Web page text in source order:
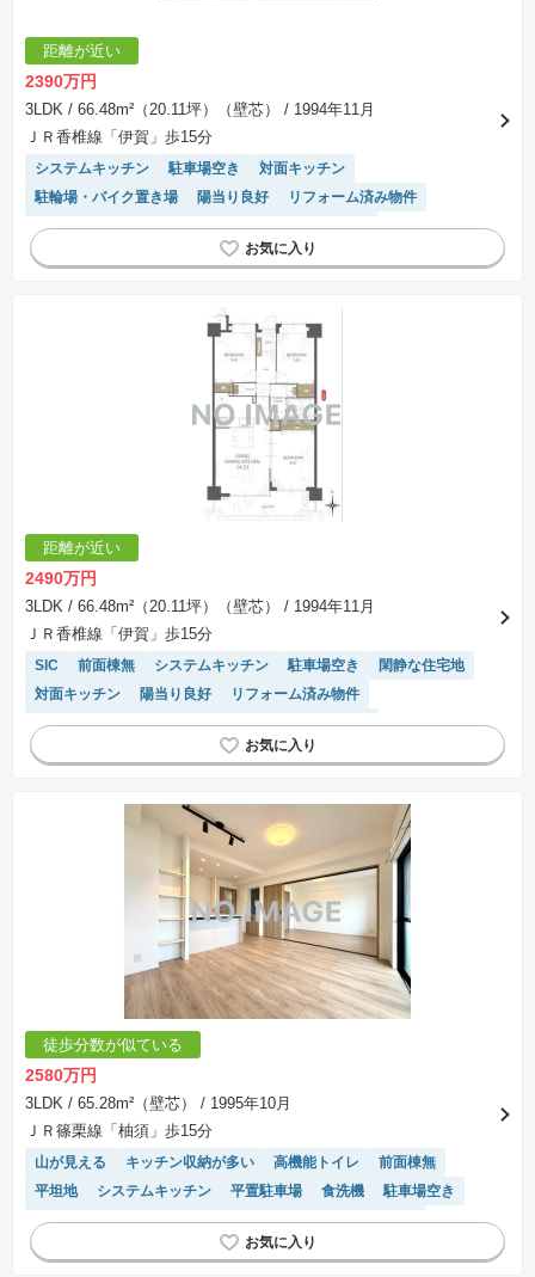
手付金など）は名目のいかんに関わらず、全て返却されます。
※「本体価格」とは、課税対象物件においては「消費税を除いた建物価格」と「土地価格」の
合計額を指します。
表示されておりません。
※取引にかかる費用：物件の契約手続き、決済、引き渡し時にかかる費用を表示しています。
不動産会社によって表記有無が異なるため、ご自身で十分な確認をしていただくようにお願い
いたします。
場合があります。
距離が近い
2390万円
3LDK / 66.48m²（20.11坪）（壁芯）
/ 1994年11月
ＪＲ香椎線「伊賀」歩15分
システムキッチン 駐車場空き
対面キッチン
駐輪場・バイク置き場
陽当り良好
リフォーム済み物件
駐車場(普通車)あり
温水洗浄便座 エレベーター
距離が近い
2490万円
3LDK / 66.48m²（20.11坪）（壁芯）
/ 1994年11月
ＪＲ香椎線「伊賀」歩15分
SIC 前面棟無 システムキッチン 駐車場空き
閑静な住宅地
対面キッチン
陽当り良好
リフォーム済み物件
駐車場(普通車)あり
温水洗浄便座 エレベーター
徒歩分数が似ている
2580万円
3LDK / 65.28m²（壁芯）
/ 1995年10月
ＪＲ篠栗線「柚須」歩15分
山が見える キッチン収納が多い 高機能トイレ
前面棟無
平坦地
システムキッチン 平置駐車場 食洗機
駐車場空き
モニター付きインターホン
宅配ボックス
閑静な住宅地
対面キッチン
駐輪場・バイク置き場
陽当り良好